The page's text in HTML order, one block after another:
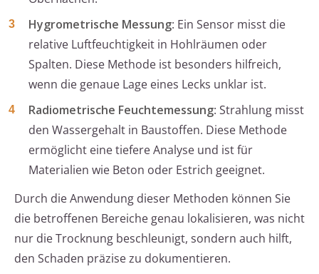
Hygrometrische Messung: Ein Sensor misst die
relative Luftfeuchtigkeit in Hohlräumen oder
Spalten. Diese Methode ist besonders hilfreich,
wenn die genaue Lage eines Lecks unklar ist.
Radiometrische Feuchtemessung: Strahlung misst
den Wassergehalt in Baustoffen. Diese Methode
ermöglicht eine tiefere Analyse und ist für
Materialien wie Beton oder Estrich geeignet.
Durch die Anwendung dieser Methoden können Sie
die betroffenen Bereiche genau lokalisieren, was nicht
nur die Trocknung beschleunigt, sondern auch hilft,
den Schaden präzise zu dokumentieren.